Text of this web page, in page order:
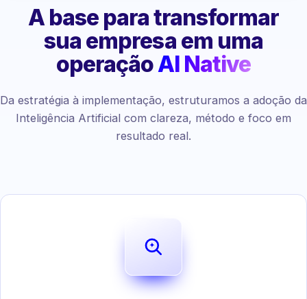
A base para transformar
sua empresa em uma
operaçãoAI Native
Da estratégia à implementação, estruturamos a adoção da
Inteligência Artificial com clareza, método e foco em
resultado real.